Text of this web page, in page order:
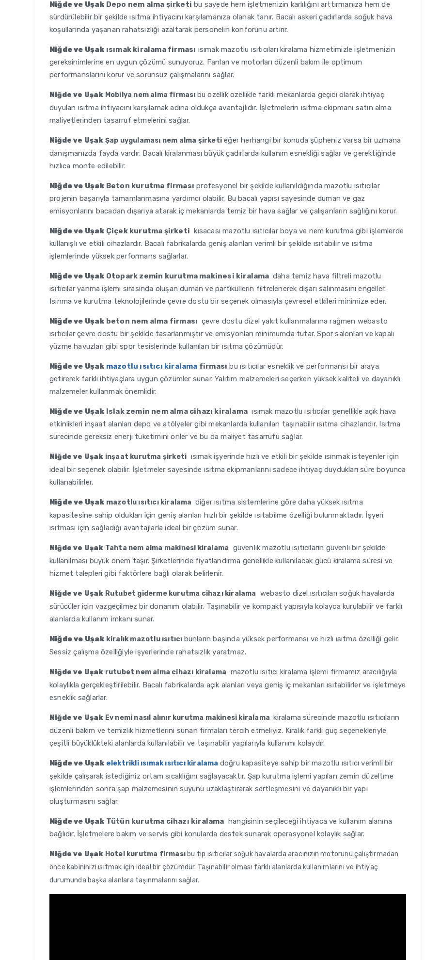
Niğde ve Uşak Depo nem alma şirketi bu sayede hem işletmenizin karlılığını arttırmanıza hem de
sürdürülebilir bir şekilde ısıtma ihtiyacını karşılamanıza olanak tanır. Bacalı askeri çadırlarda soğuk hava
koşullarında yaşanan rahatsızlığı azaltarak personelin konforunu artırır.
Niğde ve Uşak ısımak kiralama firması ısımak mazotlu ısıtıcıları kiralama hizmetimizle işletmenizin
gereksinimlerine en uygun çözümü sunuyoruz. Fanları ve motorları düzenli bakım ile optimum
performanslarını korur ve sorunsuz çalışmalarını sağlar.
Niğde ve Uşak Mobilya nem alma firması bu özellik özellikle farklı mekanlarda geçici olarak ihtiyaç
duyulan ısıtma ihtiyacını karşılamak adına oldukça avantajlıdır. İşletmelerin ısıtma ekipmanı satın alma
maliyetlerinden tasarruf etmelerini sağlar.
Niğde ve Uşak Şap uygulaması nem alma şirketi eğer herhangi bir konuda şüpheniz varsa bir uzmana
danışmanızda fayda vardır. Bacalı kiralanması büyük çadırlarda kullanım esnekliği sağlar ve gerektiğinde
hızlıca monte edilebilir.
Niğde ve Uşak Beton kurutma firması profesyonel bir şekilde kullanıldığında mazotlu ısıtıcılar
projenin başarıyla tamamlanmasına yardımcı olabilir. Bu bacalı yapısı sayesinde duman ve gaz
emisyonlarını bacadan dışarıya atarak iç mekanlarda temiz bir hava sağlar ve çalışanların sağlığını korur.
Niğde ve Uşak Çiçek kurutma şirketi kısacası mazotlu ısıtıcılar boya ve nem kurutma gibi işlemlerde
kullanışlı ve etkili cihazlardır. Bacalı fabrikalarda geniş alanları verimli bir şekilde ısıtabilir ve ısıtma
işlemlerinde yüksek performans sağlarlar.
Niğde ve Uşak Otopark zemin kurutma makinesi kiralama daha temiz hava filtreli mazotlu
ısıtıcılar yanma işlemi sırasında oluşan duman ve partiküllerin filtrelenerek dışarı salınmasını engeller.
Isınma ve kurutma teknolojilerinde çevre dostu bir seçenek olmasıyla çevresel etkileri minimize eder.
Niğde ve Uşak beton nem alma firması çevre dostu dizel yakıt kullanmalarına rağmen webasto
ısıtıcılar çevre dostu bir şekilde tasarlanmıştır ve emisyonları minimumda tutar. Spor salonları ve kapalı
yüzme havuzları gibi spor tesislerinde kullanılan bir ısıtma çözümüdür.
Niğde ve Uşak mazotlu ısıtıcı kiralama firması bu ısıtıcılar esneklik ve performansı bir araya
getirerek farklı ihtiyaçlara uygun çözümler sunar. Yalıtım malzemeleri seçerken yüksek kaliteli ve dayanıklı
malzemeler kullanmak önemlidir.
Niğde ve Uşak Islak zemin nem alma cihazı kiralama ısımak mazotlu ısıtıcılar genellikle açık hava
etkinlikleri inşaat alanları depo ve atölyeler gibi mekanlarda kullanılan taşınabilir ısıtma cihazlarıdır. Isıtma
sürecinde gereksiz enerji tüketimini önler ve bu da maliyet tasarrufu sağlar.
Niğde ve Uşak inşaat kurutma şirketi ısımak işyerinde hızlı ve etkili bir şekilde ısınmak isteyenler için
ideal bir seçenek olabilir. İşletmeler sayesinde ısıtma ekipmanlarını sadece ihtiyaç duydukları süre boyunca
kullanabilirler.
Niğde ve Uşak mazotlu ısıtıcı kiralama diğer ısıtma sistemlerine göre daha yüksek ısıtma
kapasitesine sahip oldukları için geniş alanları hızlı bir şekilde ısıtabilme özelliği bulunmaktadır. İşyeri
ısıtması için sağladığı avantajlarla ideal bir çözüm sunar.
Niğde ve Uşak Tahta nem alma makinesi kiralama güvenlik mazotlu ısıtıcıların güvenli bir şekilde
kullanılması büyük önem taşır. Şirketlerinde fiyatlandırma genellikle kullanılacak gücü kiralama süresi ve
hizmet talepleri gibi faktörlere bağlı olarak belirlenir.
Niğde ve Uşak Rutubet giderme kurutma cihazı kiralama webasto dizel ısıtıcıları soğuk havalarda
sürücüler için vazgeçilmez bir donanım olabilir. Taşınabilir ve kompakt yapısıyla kolayca kurulabilir ve farklı
alanlarda kullanım imkanı sunar.
Niğde ve Uşak kiralık mazotlu ısıtıcı bunların başında yüksek performansı ve hızlı ısıtma özelliği gelir.
Sessiz çalışma özelliğiyle işyerlerinde rahatsızlık yaratmaz.
Niğde ve Uşak rutubet nem alma cihazı kiralama mazotlu ısıtıcı kiralama işlemi firmamız aracılığıyla
kolaylıkla gerçekleştirilebilir. Bacalı fabrikalarda açık alanları veya geniş iç mekanları ısıtabilirler ve işletmeye
esneklik sağlarlar.
Niğde ve Uşak Ev nemi nasıl alınır kurutma makinesi kiralama kiralama sürecinde mazotlu ısıtıcıların
düzenli bakım ve temizlik hizmetlerini sunan firmaları tercih etmeliyiz. Kiralık farklı güç seçenekleriyle
çeşitli büyüklükteki alanlarda kullanılabilir ve taşınabilir yapılarıyla kullanımı kolaydır.
Niğde ve Uşak e lektrikli ısımak ısıtıcı kiralama doğru kapasiteye sahip bir mazotlu ısıtıcı verimli bir
şekilde çalışarak istediğiniz ortam sıcaklığını sağlayacaktır. Şap kurutma işlemi yapılan zemin düzeltme
işlemlerinden sonra şap malzemesinin suyunu uzaklaştırarak sertleşmesini ve dayanıklı bir yapı
oluşturmasını sağlar.
Niğde ve Uşak Tütün kurutma cihazı kiralama hangisinin seçileceği ihtiyaca ve kullanım alanına
bağlıdır. İşletmelere bakım ve servis gibi konularda destek sunarak operasyonel kolaylık sağlar.
Niğde ve Uşak Hotel kurutma firması bu tip ısıtıcılar soğuk havalarda aracınızın motorunu çalıştırmadan
önce kabininizi ısıtmak için ideal bir çözümdür. Taşınabilir olması farklı alanlarda kullanımlarını ve ihtiyaç
durumunda başka alanlara taşınmalarını sağlar.